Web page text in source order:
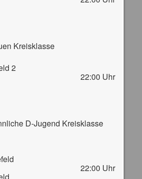
Kreisklasse
2
22:00 Uhr
D-Jugend Kreisklasse
22:00 Uhr